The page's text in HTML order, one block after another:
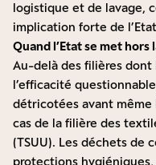
logistique et de lavage,
implication forte de
Quand l’Etat se met hors
Au-delà des filières
l’efficacité
détricotées avant même
cas de la filière des
(TSUU). Les déchets de
protections